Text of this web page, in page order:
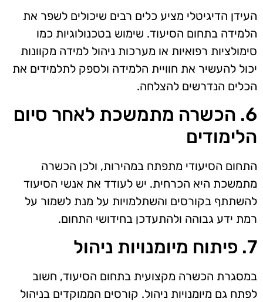
העידן הדיגיטלי מציע כלים רבים שיכולים לשפר את
הלמידה בתחום הסיעוד. שימוש בטכנולוגיות כמו
סימולציות רפואיות או מערכות ניהול למידה מקוונות
יכול להעשיר את חוויית הלמידה ולספק לתלמידים את
הכלים הנדרשים להצלחה.
6. הכשרה מתמשכת לאחר סיום
הלימודים
התחום הסיעודי מתפתח במהירות, ולכן הכשרה
מתמשכת היא הכרחית. יש לעודד את אנשי הסיעוד
להשתתף בקורסים והשתלמויות על מנת לשמור על
רמת ידע גבוהה ולהתעדכן בחידושי התחום.
7. פיתוח מיומנויות ניהול
במסגרת הכשרה מקצועית בתחום הסיעוד, חשוב
לפתח גם מיומנויות ניהול. קורסים הממוקדים בניהול